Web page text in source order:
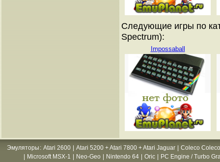
Следующие игры по
Spectrum):
Impossaball
Эмуляторы : Atari 2600 Atari 5200 + Atari 7800 + Atari Jaguar
Coleco
Microsoft MSX-1 Neo-Geo Nintendo 64 Oric PC Engine / Turbo